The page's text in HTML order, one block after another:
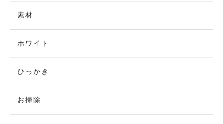
素材
ホワイト
ひっかき
お掃除